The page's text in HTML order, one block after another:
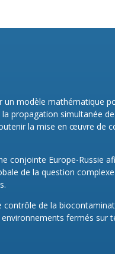
modèle mathématique
propagation simultanée de
la mise en œuvre de
conjointe Europe-Russie
de la question
contrôle de la
fermés sur